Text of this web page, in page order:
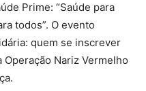
Prime: “Saúde para
todos”. O evento
quem se inscrever
Nariz Vermelho